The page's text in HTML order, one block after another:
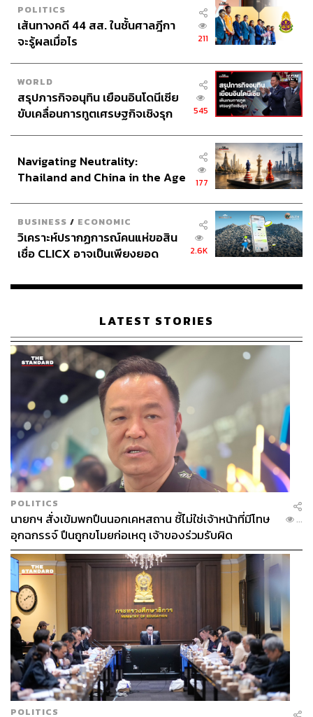
POLITICS
เส้นทางคดี 44 สส. ในชั้นศาลฎีกา
จะรู้ผลเมื่อไร
211
WORLD
สรุปภารกิจอนุทิน เยือนอินโดนีเซีย
ขับเคลื่อนการทูตเศรษฐกิจเชิงรุก
545
Navigating Neutrality:
Thailand and China in the Age
177
BUSINESS / ECONOMIC
วิเคราะห์ปรากฏการณ์คนแห่ขอสิน
เชื่อ CLICX อาจเป็นเพียงยอด
เรือนไทยที่ถูกซุกไว้
2.6K
LATEST STORIES
POLITICS
นายกฯ สั่งเข้มพกปืนนอกเคหสถาน ชี้ไม่ใช่เจ้าหน้าที่มีโทษ
อุกฉกรรจ์ ปืนถูกขโมยก่อเหตุ เจ้าของร่วมรับผิด
...
POLITICS